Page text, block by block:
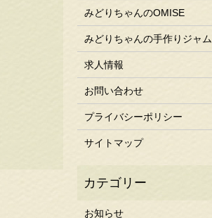
みどりちゃんのOMISE
みどりちゃんの手作りジャム
求人情報
お問い合わせ
プライバシーポリシー
サイトマップ
お知らせ